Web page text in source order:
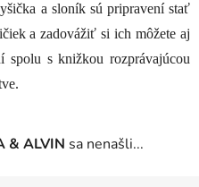
a sloník sú pripravení stať
a zadovážiť si ich môžete aj
spolu s knižkou rozprávajúcou
& ALVIN sa nenašli...